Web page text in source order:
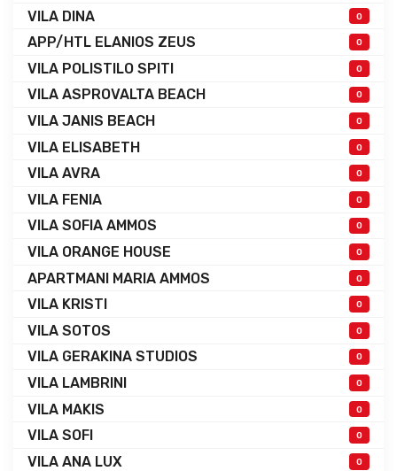
VILA DINA 0
APP/HTL ELANIOS ZEUS 0
VILA POLISTILO SPITI 0
VILA ASPROVALTA BEACH 0
VILA JANIS BEACH 0
VILA ELISABETH 0
VILA AVRA 0
VILA FENIA 0
VILA SOFIA AMMOS 0
VILA ORANGE HOUSE 0
APARTMANI MARIA AMMOS 0
VILA KRISTI 0
VILA SOTOS 0
VILA GERAKINA STUDIOS 0
VILA LAMBRINI 0
VILA MAKIS 0
VILA SOFI 0
VILA ANA LUX 0